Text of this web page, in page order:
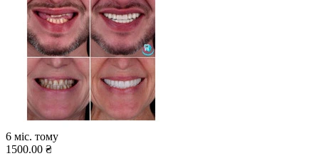
6 міс. тому
1500.00 ₴